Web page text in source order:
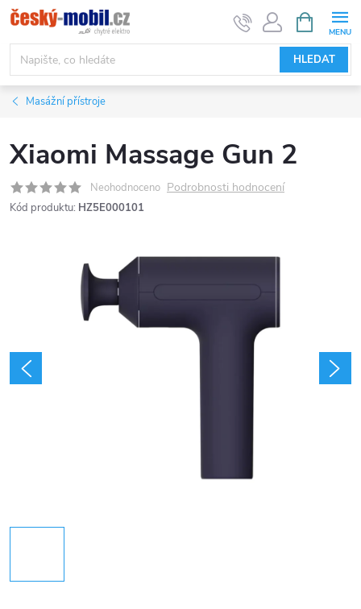
Přejít
na
obsah
HLEDAT
NÁKUPNÍ
KOŠÍK
Masážní přístroje
Xiaomi Massage Gun 2
Neohodnoceno Podrobnosti hodnocení
Kód produktu: HZ5E000101